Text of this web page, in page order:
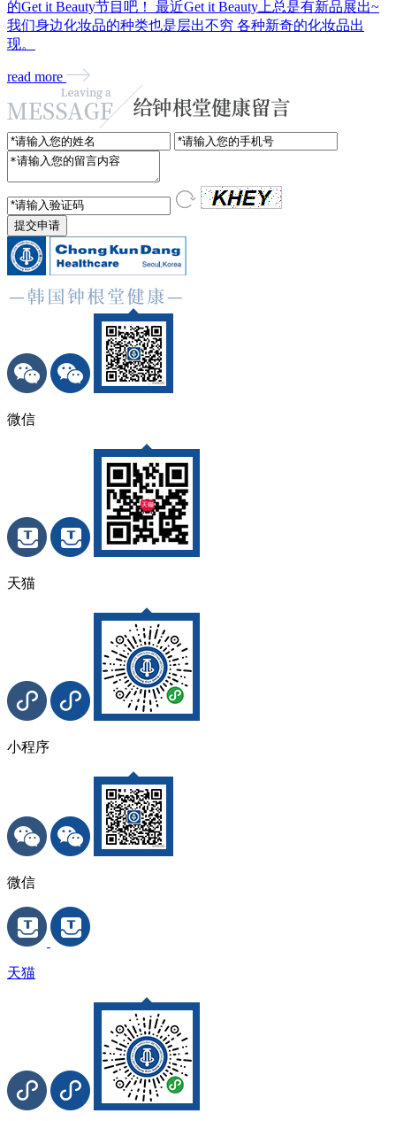
的Get it Beauty节目吧！ 最近Get it Beauty上总是有新品展出~
我们身边化妆品的种类也是层出不穷 各种新奇的化妆品出
现。
read more
微信
天猫
小程序
微信
天猫